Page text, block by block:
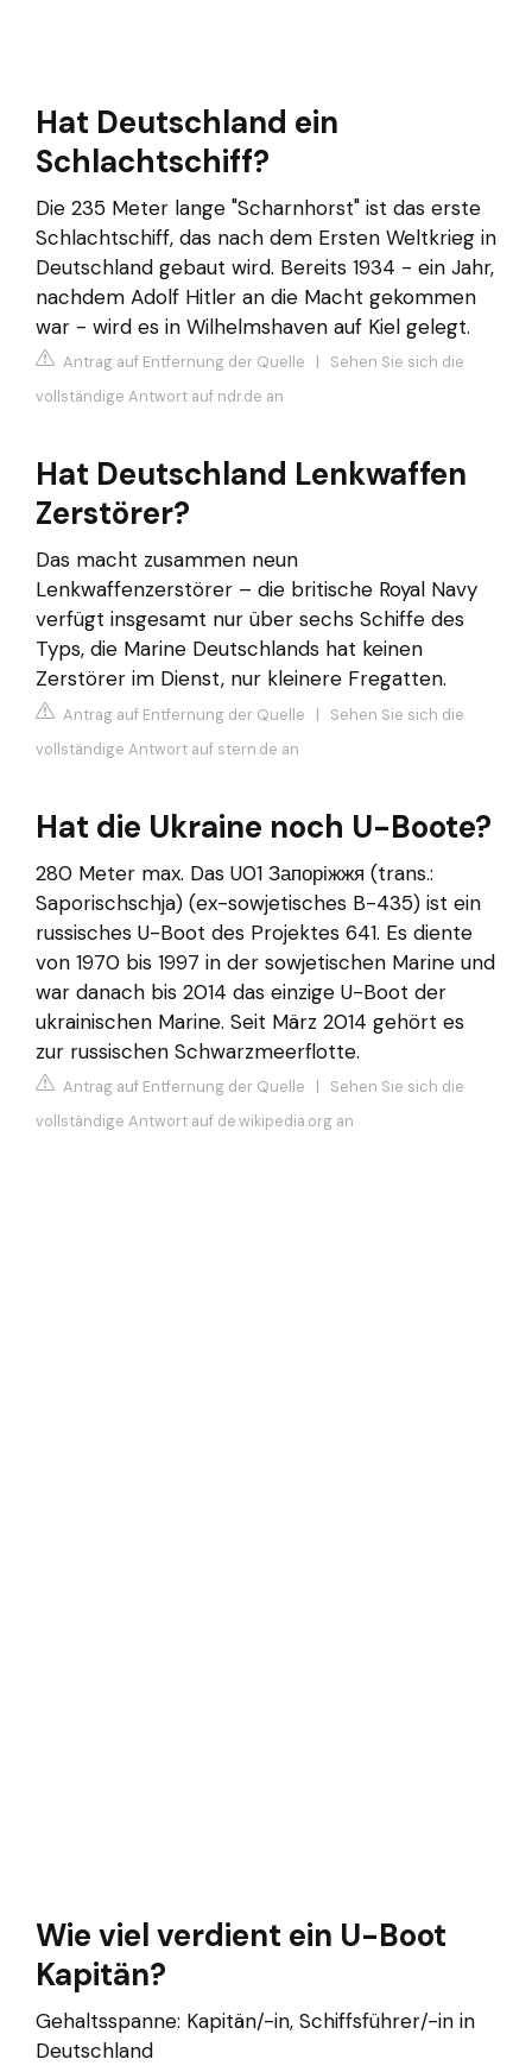
Hat Deutschland ein
Schlachtschiff?
Die 235 Meter lange "Scharnhorst" ist das erste
Schlachtschiff, das nach dem Ersten Weltkrieg in
Deutschland gebaut wird. Bereits 1934 - ein Jahr,
nachdem Adolf Hitler an die Macht gekommen
war - wird es in Wilhelmshaven auf Kiel gelegt.
Antrag auf Entfernung der Quelle | Sehen Sie sich die
vollständige Antwort auf ndr.de an
Hat Deutschland Lenkwaffen
Zerstörer?
Das macht zusammen neun
Lenkwaffenzerstörer – die britische Royal Navy
verfügt insgesamt nur über sechs Schiffe des
Typs, die Marine Deutschlands hat keinen
Zerstörer im Dienst, nur kleinere Fregatten.
Antrag auf Entfernung der Quelle | Sehen Sie sich die
vollständige Antwort auf stern.de an
Hat die Ukraine noch U-Boote?
280 Meter max. Das U01 Запоріжжя (trans.:
Saporischschja) (ex-sowjetisches B-435) ist ein
russisches U-Boot des Projektes 641. Es diente
von 1970 bis 1997 in der sowjetischen Marine und
war danach bis 2014 das einzige U-Boot der
ukrainischen Marine. Seit März 2014 gehört es
zur russischen Schwarzmeerflotte.
Antrag auf Entfernung der Quelle | Sehen Sie sich die
vollständige Antwort auf de.wikipedia.org an
Wie viel verdient ein U-Boot
Kapitän?
Gehaltsspanne: Kapitän/-in, Schiffsführer/-in in
Deutschland